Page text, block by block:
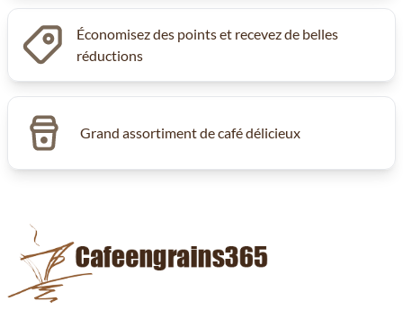
Économisez des points et recevez de belles
réductions
Grand assortiment de café délicieux